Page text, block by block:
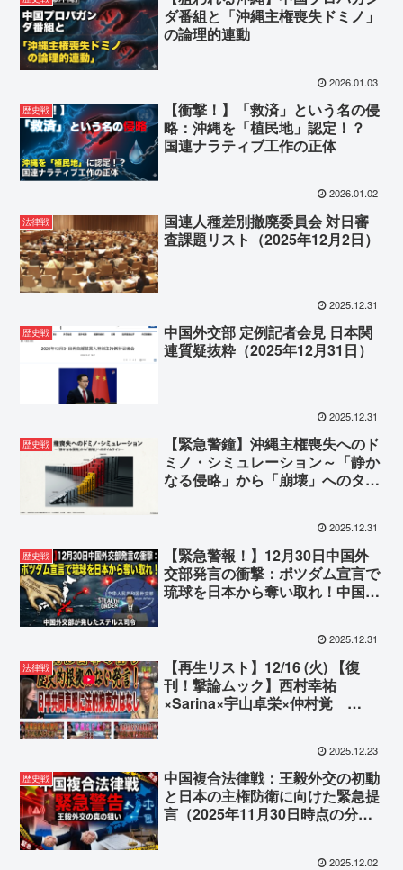
ダ番組と「沖縄主権喪失ドミノ」
の論理的連動
2026.01.03
歴史戦
【衝撃！】「救済」という名の侵
略：沖縄を「植民地」認定！？
国連ナラティブ工作の正体
2026.01.02
法律戦
国連人種差別撤廃委員会 対日審
査課題リスト（2025年12月2日）
2025.12.31
歴史戦
中国外交部 定例記者会見 日本関
連質疑抜粋（2025年12月31日）
2025.12.31
歴史戦
【緊急警鐘】沖縄主権喪失へのド
ミノ・シミュレーション～「静か
なる侵略」から「崩壊」へのタイ
2025.12.31
歴史戦
【緊急警報！】12月30日中国外
交部発言の衝撃：ポツダム宣言で
琉球を日本から奪い取れ！中国外
2025.12.31
法律戦
【再生リスト】12/16 (火) 【復
刊！撃論ムック】西村幸祐
×Sarina×宇山卓栄×仲村覚
日本を陥れる『ナラティブ戦』の
正体と、主権を守るための処方
箋」」
2025.12.23
歴史戦
中国複合法律戦：王毅外交の初動
と日本の主権防衛に向けた緊急提
言（2025年11月30日時点の分
2025.12.02